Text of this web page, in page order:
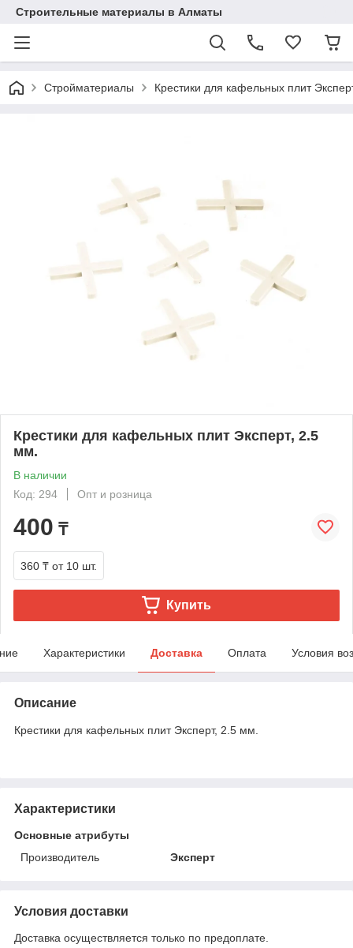
Строительные материалы в Алматы
Стройматериалы Крестики для кафельных плит
Крестики для кафельных плит Эксперт, 2.5
мм.
В наличии
Код: 294
Опт и розница
400 ₸
360 ₸ от 10 шт.
Купить
Характеристики Доставка Оплата Условия
Описание
Крестики для кафельных плит Эксперт, 2.5 мм.
Характеристики
Основные атрибуты
Производитель
Эксперт
Условия доставки
Доставка осуществляется только по предоплате.